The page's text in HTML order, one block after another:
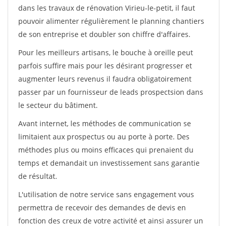
dans les travaux de rénovation Virieu-le-petit, il faut
pouvoir alimenter régulièrement le planning chantiers
de son entreprise et doubler son chiffre d'affaires.
Pour les meilleurs artisans, le bouche à oreille peut
parfois suffire mais pour les désirant progresser et
augmenter leurs revenus il faudra obligatoirement
passer par un fournisseur de leads prospectsion dans
le secteur du bâtiment.
Avant internet, les méthodes de communication se
limitaient aux prospectus ou au porte à porte. Des
méthodes plus ou moins efficaces qui prenaient du
temps et demandait un investissement sans garantie
de résultat.
L'utilisation de notre service sans engagement vous
permettra de recevoir des demandes de devis en
fonction des creux de votre activité et ainsi assurer un